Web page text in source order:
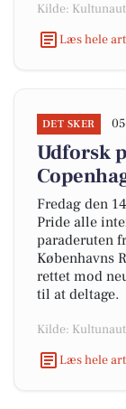
Kilde: Kultunaut
Læs hele
DET SKER
Udforsk
Fredag den
Pride alle
paraderuten
Københavns
rettet mod
til at deltage.
Kilde: Kultunaut
Læs hele